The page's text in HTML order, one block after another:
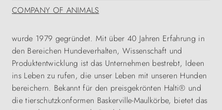
COMPANY OF ANIMALS
wurde 1979 gegründet. Mit über 40 Jahren Erfahrung in
den Bereichen Hundeverhalten, Wissenschaft und
Produktentwicklung ist das Unternehmen bestrebt, Ideen
ins Leben zu rufen, die unser Leben mit unseren Hunden
bereichern. Bekannt für den preisgekrönten Halti® und
die tierschutzkonformen Baskerville-Maulkörbe, bietet das